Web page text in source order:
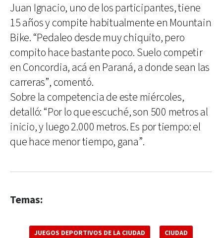
Juan Ignacio, uno de los participantes, tiene
15 años y compite habitualmente en Mountain
Bike. “Pedaleo desde muy chiquito, pero
compito hace bastante poco. Suelo competir
en Concordia, acá en Paraná, a donde sean las
carreras”, comentó.
Sobre la competencia de este miércoles,
detalló: “Por lo que escuché, son 500 metros al
inicio, y luego 2.000 metros. Es por tiempo: el
que hace menor tiempo, gana”.
Temas:
JUEGOS DEPORTIVOS DE LA CIUDAD CIUDAD